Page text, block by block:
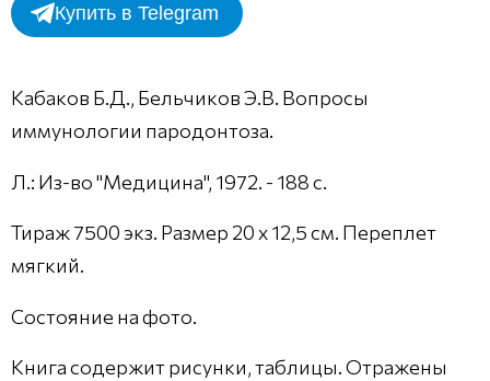
Купить в Telegram
Кабаков Б.Д., Бельчиков Э.В. Вопросы
иммунологии пародонтоза.
Л.: Из-во "Медицина", 1972. - 188 с.
Тираж 7500 экз. Размер 20 х 12,5 см. Переплет
мягкий.
Состояние на фото.
Книга содержит рисунки, таблицы. Отражены